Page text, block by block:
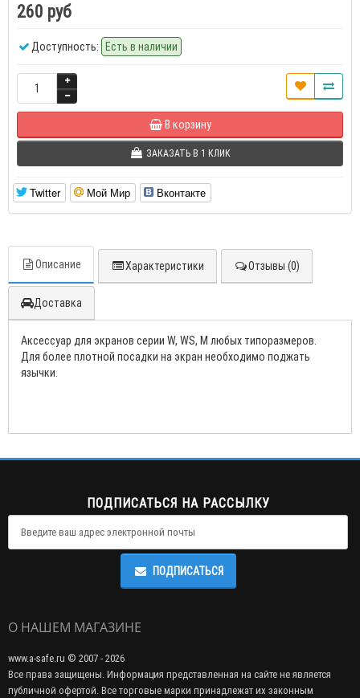
260 руб
Доступность: Есть в наличии
В корзину
ЗАКАЗАТЬ В 1 КЛИК
Twitter Мой Мир Вконтакте
Описание Характеристики Отзывы (0)
Доставка
Аксессуар для экранов серии W, WS, M любых типоразмеров.
Для более плотной посадки на экран необходимо поджать
язычки.
ПОДПИСАТЬСЯ НА РАССЫЛКУ
ПОДПИСАТЬСЯ
О НАШЕМ МАГАЗИНЕ
www.a-safe.ru © 2007 - 2026
Все права защищены. Информация представленная на сайте не является
публичной офертой. Все торговые марки принадлежат их законным